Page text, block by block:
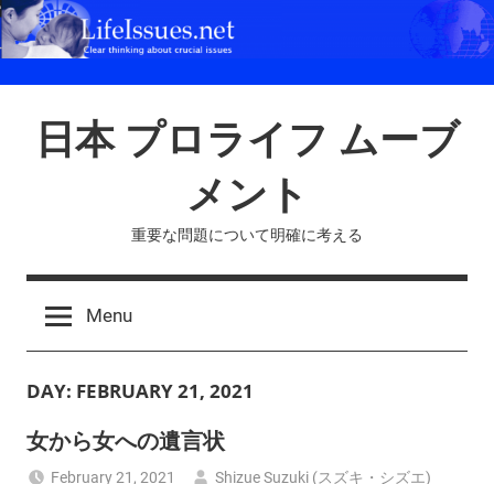
Skip
to
日本 プロライフ ムーブ
メント
重要な問題について明確に考える
Menu
DAY: FEBRUARY 21, 2021
女から女への遺言状
February 21, 2021
Shizue Suzuki (スズキ・シズエ)